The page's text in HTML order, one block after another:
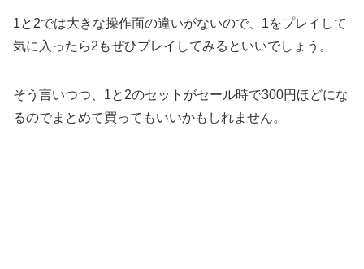
1と2では大きな操作面の違いがないので、1をプレイして
気に入ったら2もぜひプレイしてみるといいでしょう。
そう言いつつ、1と2のセットがセール時で300円ほどにな
るのでまとめて買ってもいいかもしれません。